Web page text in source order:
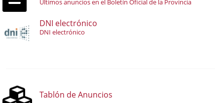
Últimos anuncios en el Boletín Oficial de la Provincia
DNI electrónico
DNI electrónico
Tablón de Anuncios